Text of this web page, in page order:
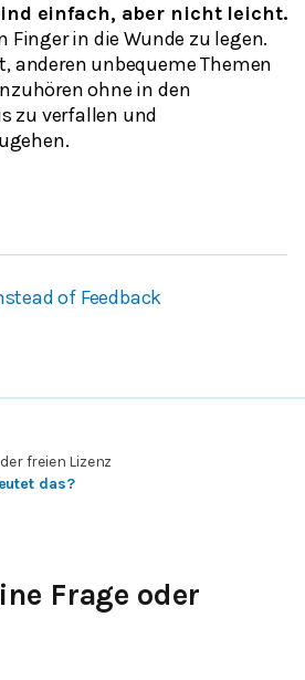
einfach, aber nicht leicht.
Finger in die Wunde zu legen.
anderen unbequeme Themen
ohne in den
zu verfallen und
of Feedback
freien Lizenz
das?
Frage oder